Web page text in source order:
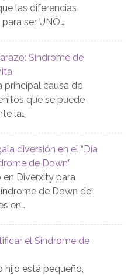
las diferencias
ser UNO…
Síndrome de
principal causa de
que se puede
la…
diversión en el “Día
de Down”
Diverxity para
de Down de
en…
el Síndrome de
hijo está pequeño,